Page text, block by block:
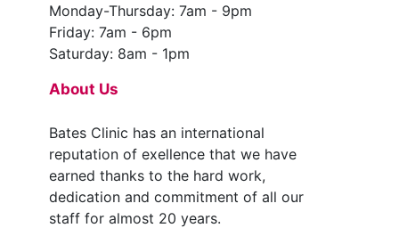
Monday-Thursday: 7am - 9pm
Friday: 7am - 6pm
Saturday: 8am - 1pm
About Us
Bates Clinic has an international
reputation of exellence that we have
earned thanks to the hard work,
dedication and commitment of all our
staff for almost 20 years.